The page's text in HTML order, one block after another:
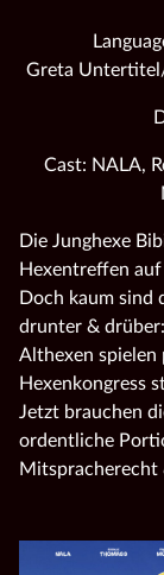
Greta
Cast: NALA,
Die Junghexe
Hexentreffen
Doch kaum sind
drunter &
Althexen spielen
Hexenkongress
Jetzt brauchen
ordentliche
Mitspracherecht